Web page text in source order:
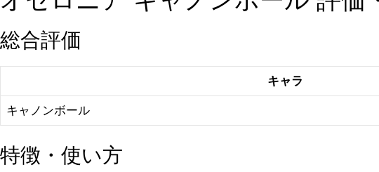
総合評価
キャラ
キャノンボール
特徴・使い方